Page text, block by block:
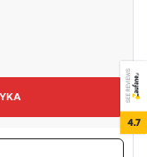
SEE REVIEWS
4.7